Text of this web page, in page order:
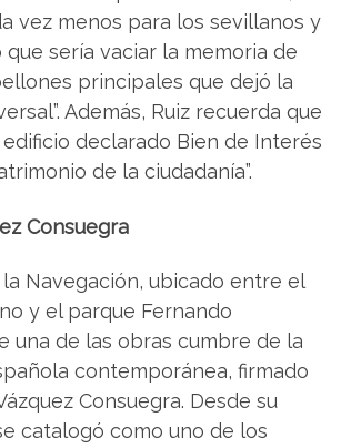
vez menos para los sevillanos y
que sería vaciar la memoria de
principales que dejó la
Además, Ruiz recuerda que
edificio declarado Bien de Interés
de la ciudadanía”.
Consuegra
Navegación, ubicado entre el
y el parque Fernando
una de las obras cumbre de la
contemporánea, firmado
Consuegra. Desde su
catalogó como uno de los